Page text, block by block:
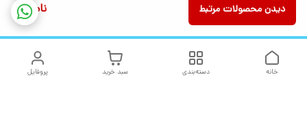
ناموجود دیدن محصولات مرتبط
پروفایل سبد خرید دسته‌بندی خانه